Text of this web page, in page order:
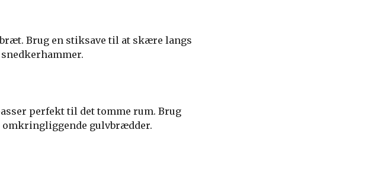
Brug en stiksave til at skære langs
perfekt til det tomme rum. Brug
gulvbrædder.